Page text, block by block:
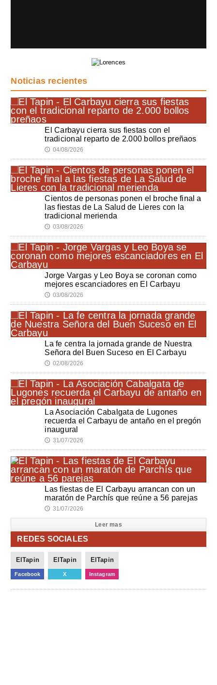
Noticias recientes
El Carbayu cierra sus fiestas con el
tradicional reparto de 2.000 bollos preñaos
🕔 04/08/2026
Cientos de personas ponen el broche final a
las fiestas de La Salud de Lieres con la
tradicional merienda
🕔 03/08/2026
Jorge Vargas y Leo Boya se coronan como
mejores escanciadores en El Carbayu
🕔 03/08/2026
La fe centra la jornada grande de Nuestra
Señora del Buen Suceso en El Carbayu
🕔 02/08/2026
La Asociación Cabalgata de Lugones
recuerda el Carbayu de antaño en el pregón
inaugural
🕔 31/07/2026
Las fiestas de El Carbayu arrancan con un
maratón de Parchís que reúne a 56 parejas
🕔 31/07/2026
Leer mas
REDES SOCIALES
ElTapin
Facebook
ElTapin
X
ElTapin
Instagram